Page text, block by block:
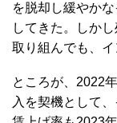
を脱却し緩やか
してきた。しか
取り組んでも、イ
ところが、2022
入を契機として